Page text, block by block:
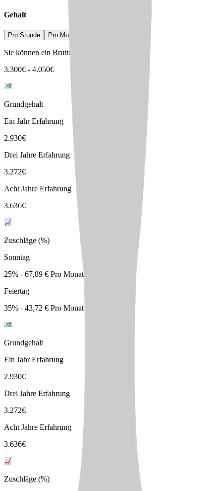
Gehalt
Pro Stunde Pro Monat
Sie können ein Bruttogehalt erwarten von
3.300€ - 4.050€
Grundgehalt
Ein Jahr Erfahrung
2.930€
Drei Jahre Erfahrung
3.272€
Acht Jahre Erfahrung
3.636€
Zuschläge (%)
Sonntag
25% - 67,89 € Pro Monat
Feiertag
35% - 43,72 € Pro Monat
Grundgehalt
Ein Jahr Erfahrung
2.930€
Drei Jahre Erfahrung
3.272€
Acht Jahre Erfahrung
3.636€
Zuschläge (%)